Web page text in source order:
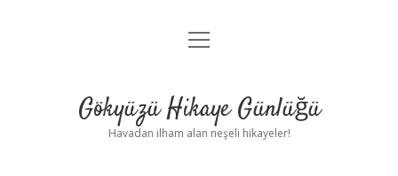
Anasayfa
Yasal Uyarı
menüyü
Gökyüzü Hikaye Günlüğü
Havadan ilham alan neşeli hikayeler!